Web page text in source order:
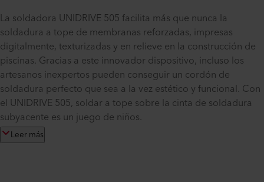
La soldadora UNIDRIVE 505 facilita más que nunca la
soldadura a tope de membranas reforzadas, impresas
digitalmente, texturizadas y en relieve en la construcción de
piscinas. Gracias a este innovador dispositivo, incluso los
artesanos inexpertos pueden conseguir un cordón de
soldadura perfecto que sea a la vez estético y funcional. Con
el UNIDRIVE 505, soldar a tope sobre la cinta de soldadura
subyacente es un juego de niños.
Leer más